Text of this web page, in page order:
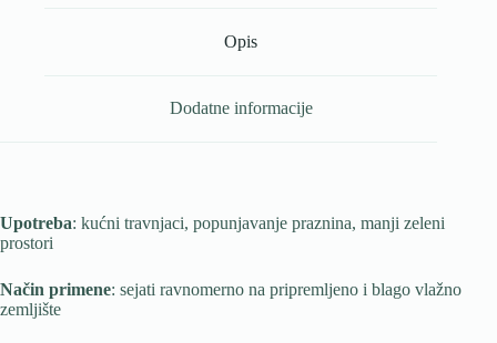
Opis
Dodatne informacije
Upotreba: kućni travnjaci, popunjavanje praznina, manji zeleni
prostori
Način primene: sejati ravnomerno na pripremljeno i blago vlažno
zemljište